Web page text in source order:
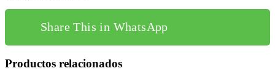
Share This in WhatsApp
Productos relacionados